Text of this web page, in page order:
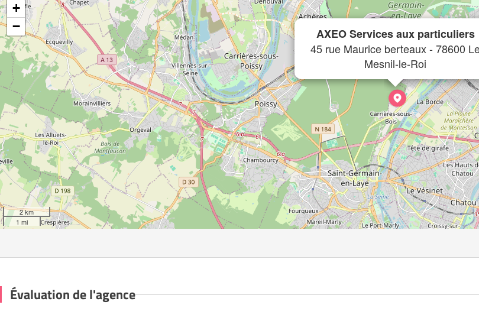
AXEO Services aux particuliers
45 rue Maurice berteaux - 78600
Mesnil-le-Roi
+
−
2 km
1 mi
Évaluation de l'agence